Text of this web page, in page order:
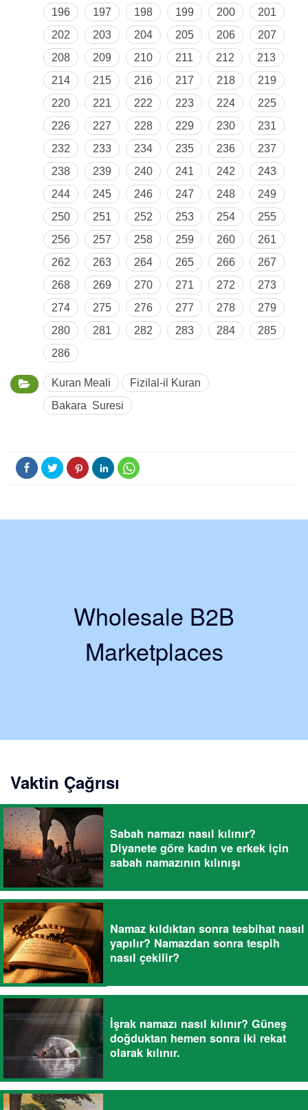
196 197 198 199 200
201
202
203 204 205 206
207
208
209 210 211 212
213
214
215 216 217 218
219
220
221 222 223 224
225
226
227 228 229 230
231
232
233 234 235 236
237
238
239 240 241 242
243
244
245 246 247 248
249
250
251 252 253 254
255
256
257 258 259 260
261
262
263 264 265 266
267
268
269 270 271 272
273
274
275 276 277 278
279
280
281 282 283 284
285
286
Kuran Meali
Fizilal-il Kuran
Bakara Suresi
Wholesale B2B
Marketplaces
Vaktin Çağrısı
Sabah namazı nasıl kılınır?
Diyanete göre kadın ve erkek için
sabah namazının kılınışı
Namaz kıldıktan sonra tesbihat nasıl
yapılır? Namazdan sonra tespih
nasıl çekilir?
İşrak namazı nasıl kılınır? Güneş
doğduktan hemen sonra iki rekat
olarak kılınır.